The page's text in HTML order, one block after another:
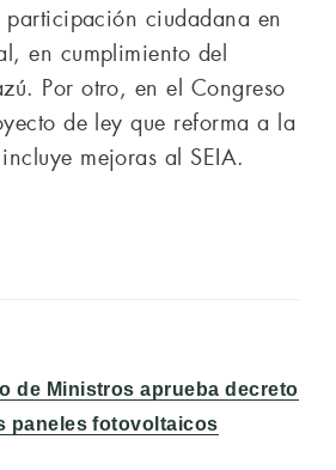
ciudadana en
en cumplimiento del
Por otro, en el Congreso
de ley que reforma a la
mejoras al SEIA.
de Ministros aprueba decreto
paneles fotovoltaicos